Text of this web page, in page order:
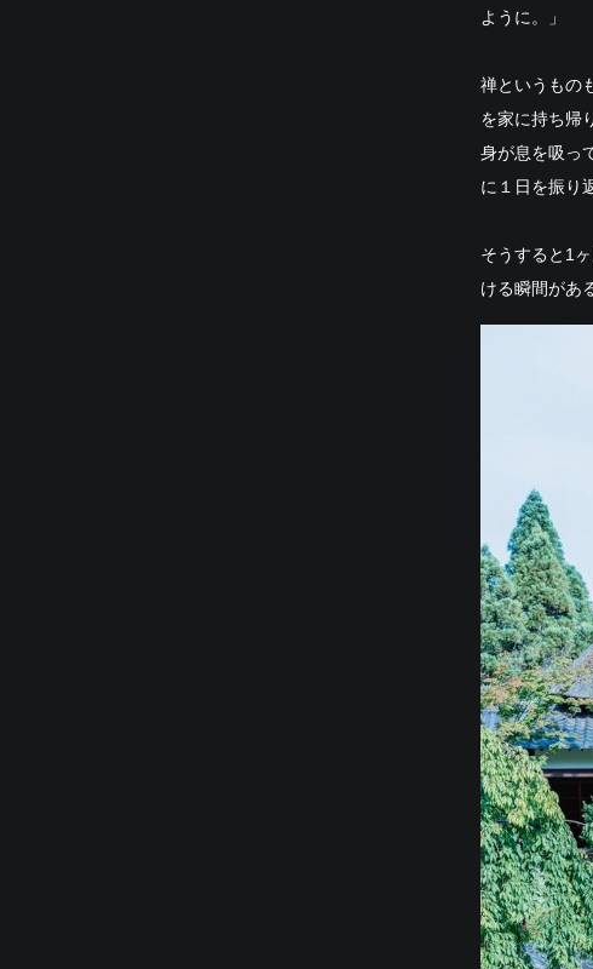
ように。」
禅というもの
を家に持ち帰
身が息を吸っ
に１日を振り
そうすると1
ける瞬間があ